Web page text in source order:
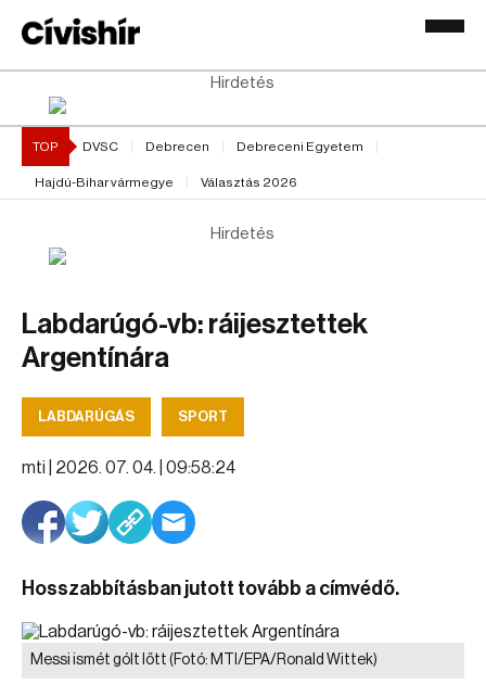
Hirdetés
TOP DVSC Debrecen Debreceni Egyetem
Hajdú-Bihar vármegye Választás 2026
Hirdetés
Labdarúgó-vb: ráijesztettek
Argentínára
LABDARÚGÁS SPORT
mti | 2026. 07. 04. | 09:58:24
Hosszabbításban jutott tovább a címvédő.
Messi ismét gólt lőtt (Fotó: MTI/EPA/Ronald Wittek)